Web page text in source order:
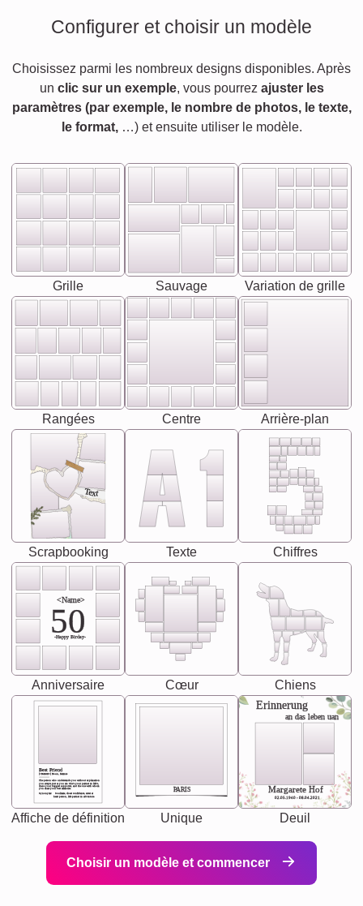
Configurer et choisir un modèle
Choisissez parmi les nombreux designs disponibles. Après
un clic sur un exemple, vous pourrez ajuster les
paramètres (par exemple, le nombre de photos, le texte,
le format,…) et ensuite utiliser le modèle.
Grille Sauvage Variation de grille
Rangées Centre Arrière-plan
Text
Scrapbooking Texte Chiffres
<Name>
50
-Happy Birday-
Anniversaire Cœur Chiens
Best Friend
[<NAME>] Noun, feminie
Synonyms: Soulmate, closet confidante, sister at
heart person, life partner in adventure.
The person who understands you without explanation
you accepts just as you are. She's your partner in life's,
chaos your biggest supporter, and the one with whom
you share your best memories.
Affiche de définition
PARIS
Unique
Erinnerung
an das leben uan
Margarete Hof
02.05.1940 - 08.04.2021
Deuil
Choisir un modèle et commencer